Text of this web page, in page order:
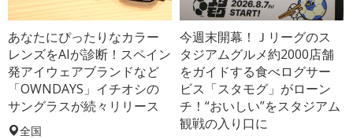
あなたにぴったりなカラー
レンズをAIが診断！スペイン
発アイウェアブランドなど
「OWNDAYS」イチオシの
サングラスが続々リリース
全国
今週末開幕！Ｊリーグのス
タジアムグルメ約2000店舗
をガイドする食べログサー
ビス「スタモグ」がローン
チ！“おいしい”をスタジアム
観戦の入り口に